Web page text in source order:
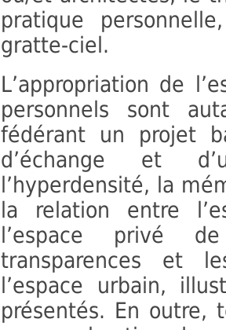
pratique
gratte-ciel.
L’appropriation de
personnels sont
fédérant un projet
d’échange et
l’hyperdensité, la
la relation entre
l’espace privé
transparences et
l’espace urbain,
présentés. En outre,